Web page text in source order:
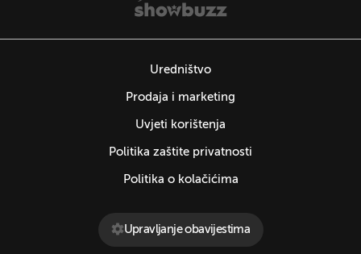
Uredništvo
Prodaja i marketing
Uvjeti korištenja
Politika zaštite privatnosti
Politika o kolačićima
Upravljanje obavijestima